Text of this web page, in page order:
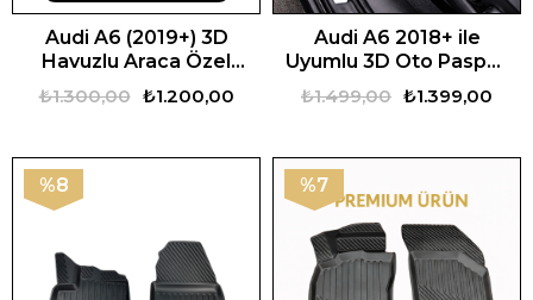
Audi A6 (2019+) 3D
Havuzlu Araca Özel
Oto Paspas₺1.200,00
₺1.300,00
Audi A6 2018+ ile
Uyumlu 3D Oto Paspas
Premium₺1.399,00
₺1.499,00
%8 %7